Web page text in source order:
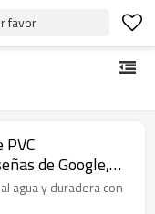
favor
de Google,
agua y duradera con